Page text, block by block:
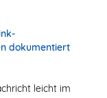
dokumentiert
leicht im